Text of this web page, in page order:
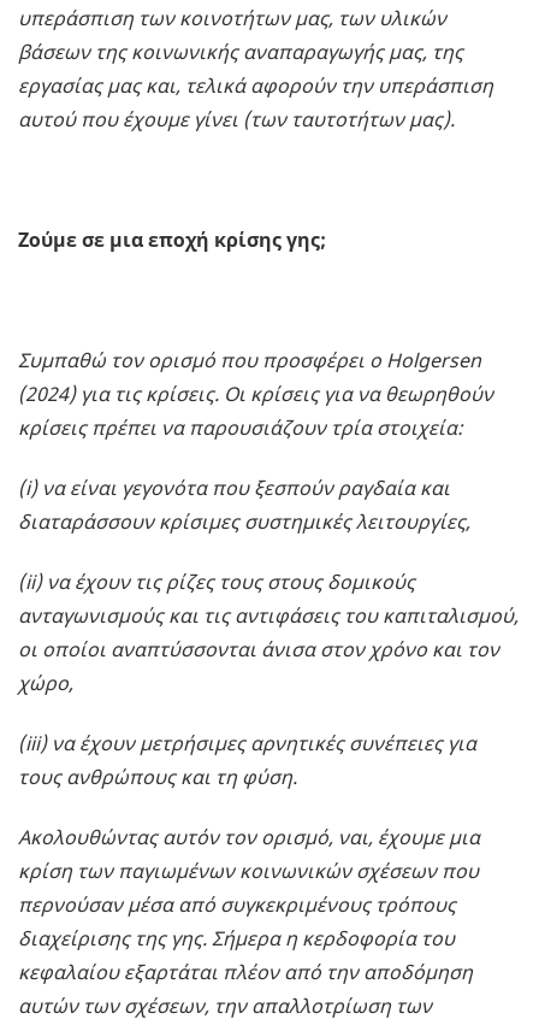
υπεράσπιση των κοινοτήτων μας, των υλικών
βάσεων της κοινωνικής αναπαραγωγής μας, της
εργασίας μας και, τελικά αφορούν την υπεράσπιση
αυτού που έχουμε γίνει (των ταυτοτήτων μας).
Ζούμε σε μια εποχή κρίσης γης;
Συμπαθώ τον ορισμό που προσφέρει ο Holgersen
(2024) για τις κρίσεις. Οι κρίσεις για να θεωρηθούν
κρίσεις πρέπει να παρουσιάζουν τρία στοιχεία:
(i) να είναι γεγονότα που ξεσπούν ραγδαία και
διαταράσσουν κρίσιμες συστημικές λειτουργίες,
(ii) να έχουν τις ρίζες τους στους δομικούς
ανταγωνισμούς και τις αντιφάσεις του καπιταλισμού,
οι οποίοι αναπτύσσονται άνισα στον χρόνο και τον
χώρο,
(iii) να έχουν μετρήσιμες αρνητικές συνέπειες για
τους ανθρώπους και τη φύση.
Ακολουθώντας αυτόν τον ορισμό, ναι, έχουμε μια
κρίση των παγιωμένων κοινωνικών σχέσεων που
περνούσαν μέσα από συγκεκριμένους τρόπους
διαχείρισης της γης. Σήμερα η κερδοφορία του
κεφαλαίου εξαρτάται πλέον από την αποδόμηση
αυτών των σχέσεων, την απαλλοτρίωση των